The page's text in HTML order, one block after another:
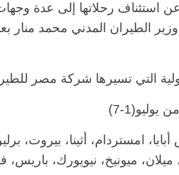
استئناف رحلاتها إلى عدة
الطيران المدني محمد منار
التي تسيرها شركة مصر
7)
امستردام، أثينا، بيروت،
ميونيخ، نيويورك، باريس،
(بروفايل)
21
د. نور فرحات فقيه
عن قضايا الوطن وانحاز